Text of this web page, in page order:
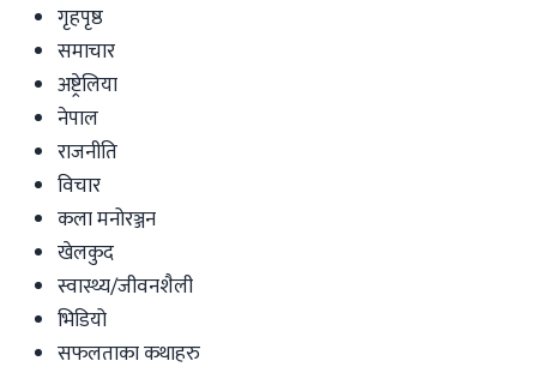
गृहपृष्ठ
समाचार
अष्ट्रेलिया
नेपाल
राजनीति
विचार
कला मनोरञ्जन
खेलकुद
स्वास्थ्य/जीवनशैली
भिडियो
सफलताका कथाहरु